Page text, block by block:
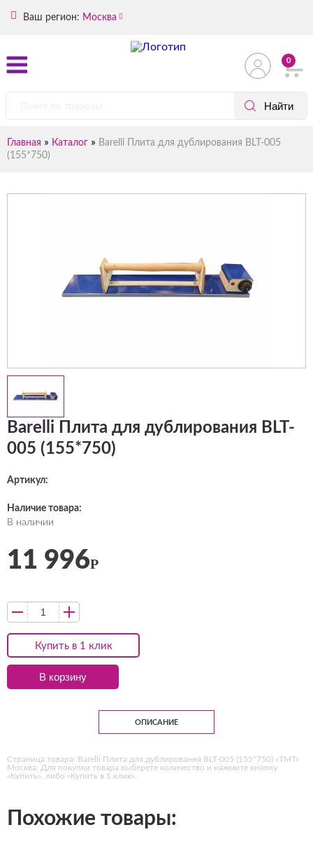
Ваш регион: Москва
0
Главная » Каталог » Barelli Плита для дублирования BLT-005
(155*750)
Barelli Плита для дублирования BLT-
005 (155*750)
Артикул:
Наличие товара:
В наличии
Купить в 1 клик
11 996Р
В корзину
ОПИСАНИЕ
Страница товара: Barelli Плита для дублирования BLT-005 (155*750) «ТМТ»
Москва. Для покупки товара выберете количество и нажмите кнопку
«Купить», либо «Купить в 1 клик».
Похожие товары: